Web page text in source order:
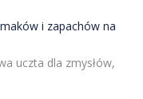
i zapachów na
uczta dla zmysłów,